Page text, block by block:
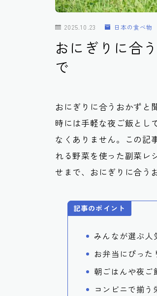
2025.10.23 日本の食べ物
おにぎりに合
で
おにぎりに合うおかずと
時には手軽な夜ご飯とし
なくありません。この記
れる野菜を使った副菜レ
せまで、おにぎりに合う
記事のポイント
みんなが選ぶ人
お弁当にぴっ
朝ごはんや夜ご
コンビニで揃